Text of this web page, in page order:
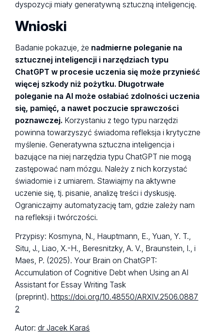
dyspozycji miały generatywną sztuczną inteligencję.
Wnioski
Badanie pokazuje, że nadmierne poleganie na
sztucznej inteligencji i narzędziach typu
ChatGPT w procesie uczenia się może przynieść
więcej szkody niż pożytku. Długotrwałe
poleganie na AI może osłabiać zdolności uczenia
się, pamięć, a nawet poczucie sprawczości
poznawczej. Korzystaniu z tego typu narzędzi
powinna towarzyszyć świadoma refleksja i krytyczne
myślenie. Generatywna sztuczna inteligencja i
bazujące na niej narzędzia typu ChatGPT nie mogą
zastępować nam mózgu. Należy z nich korzystać
świadomie i z umiarem. Stawiajmy na aktywne
uczenie się, tj. pisanie, analizę treści i dyskusję.
Ograniczajmy automatyzację tam, gdzie zależy nam
na refleksji i twórczości.
Przypisy: Kosmyna, N., Hauptmann, E., Yuan, Y. T.,
Situ, J., Liao, X.-H., Beresnitzky, A. V., Braunstein, I., i
Maes, P. (2025). Your Brain on ChatGPT:
Accumulation of Cognitive Debt when Using an AI
Assistant for Essay Writing Task
(preprint).https://doi.org/10.48550/ARXIV.2506.0887
2
Autor:dr Jacek Karaś